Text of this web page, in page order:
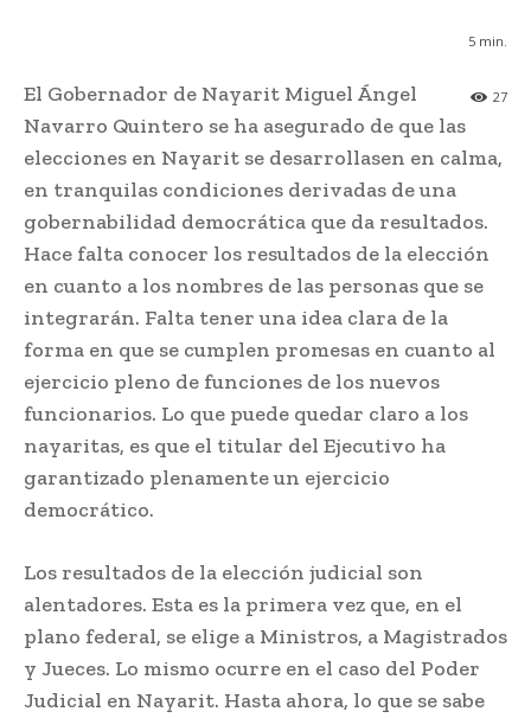
5 min.
27
El Gobernador de Nayarit Miguel Ángel
Navarro Quintero se ha asegurado de que las
elecciones en Nayarit se desarrollasen en calma,
en tranquilas condiciones derivadas de una
gobernabilidad democrática que da resultados.
Hace falta conocer los resultados de la elección
en cuanto a los nombres de las personas que se
integrarán. Falta tener una idea clara de la
forma en que se cumplen promesas en cuanto al
ejercicio pleno de funciones de los nuevos
funcionarios. Lo que puede quedar claro a los
nayaritas, es que el titular del Ejecutivo ha
garantizado plenamente un ejercicio
democrático.
Los resultados de la elección judicial son
alentadores. Esta es la primera vez que, en el
plano federal, se elige a Ministros, a Magistrados
y Jueces. Lo mismo ocurre en el caso del Poder
Judicial en Nayarit. Hasta ahora, lo que se sabe